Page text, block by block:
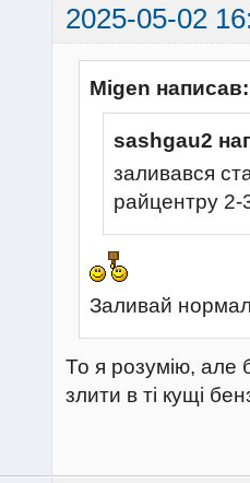
2025-05-02
Migen написав:
sashgau2
заливався
райцентру 2-
Заливай
То я розумію, але
злити в ті кущі